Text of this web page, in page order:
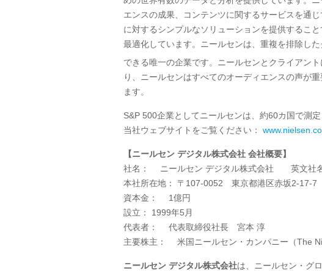
エンスの成果、コンテンツに関するサービスを通
に対するシンプルなソリューションを提供するこ
最適化しています。ニールセンは、重複を排除し
できる唯一の企業です。ニールセンとクライアン
り、ニールセンはすべてのオーディエンスの声が
ます。
S&P 500企業としてニールセンは、約60カ国で測
当社ウェブサイトをご覧ください：
【ニールセン デジタル株式会社 会社概要】
社名：
ニールセン デジタル株式会社 英文社
本社所在地：
〒 107-0052 東京都港区赤坂2-17-7
資本金：
1 億円
設立：
1999年5 月
代表者：
代表取締役社長 宮本 淳
主要株主：
米国ニールセン・カンパニー（The
ニールセン デジタル株式会社は、ニールセン・グ